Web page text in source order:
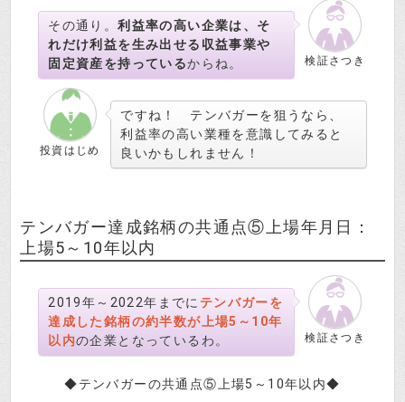
検証さつき
その通り。利益率の高い企業は、そ
れだけ利益を生み出せる収益事業や
固定資産を持っているからね。
投資はじめ
ですね！ テンバガーを狙うなら、
利益率の高い業種を意識してみると
良いかもしれません！
テンバガー達成銘柄の共通点⑤上場年月日：
上場5～10年以内
検証さつき
2019年～2022年までに テンバガーを
達成した銘柄の約半数が上場5～10年
以内の企業となっているわ。
◆テンバガーの共通点⑤上場5～10年以内◆